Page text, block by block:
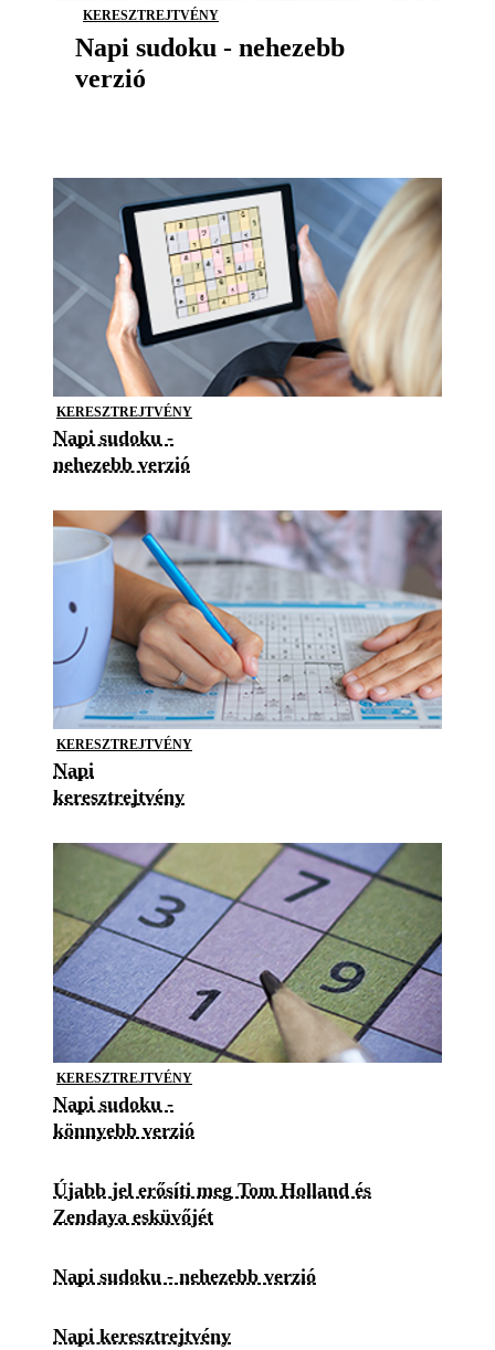
KERESZTREJTVÉNY
Napi sudoku - nehezebb
verzió
KERESZTREJTVÉNY
Napi sudoku -
nehezebb verzió
KERESZTREJTVÉNY
Napi
keresztrejtvény
KERESZTREJTVÉNY
Napi sudoku -
könnyebb verzió
Újabb jel erősíti meg Tom Holland és
Zendaya esküvőjét
Napi sudoku - nehezebb verzió
Napi keresztrejtvény